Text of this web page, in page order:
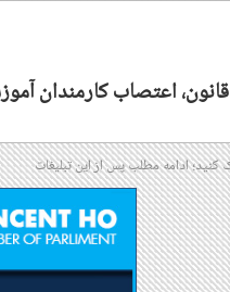
قانون، اعتصاب کارمندان
ادامه مطلب پس از این تبلیغات